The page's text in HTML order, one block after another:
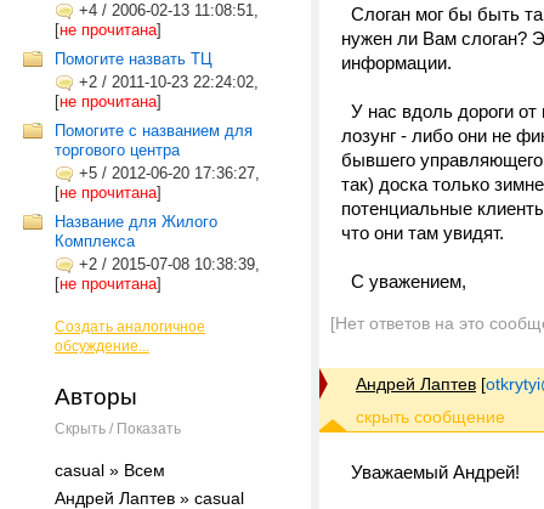
+4 / 2006-02-13 11:08:51,
[не прочитана]
Помогите назвать ТЦ
+2 / 2011-10-23 22:24:02,
[не прочитана]
Помогите с названием для
торгового центра
+5 / 2012-06-20 17:36:27,
[не прочитана]
Название для Жилого
Комплекса
+2 / 2015-07-08 10:38:39,
[не прочитана]
Создать аналогичное
обсуждение...
Авторы
Скрыть / Показать
casual » Всем
Андрей Лаптев » casual
Слоган мог бы быть
нужен ли Вам слоган?
информации.
У нас вдоль дороги
лозунг - либо они не
бывшего
так) доска только
потенциальные
что они там увидят.
С уважением,
[Нет ответов на это
Андрей Лаптев [
Уважаемый Андрей!